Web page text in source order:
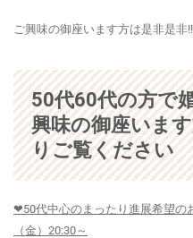
ご興味の御座います方は是非是
50代60代の方で
興味の御座いま
りご覧ください
❤50代中心のまったり進展希望
（金）20:30～